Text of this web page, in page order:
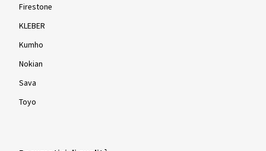
Firestone
KLEBER
Kumho
Nokian
Sava
Toyo